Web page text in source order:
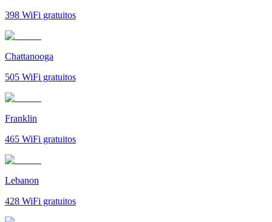
398 WiFi gratuitos
Chattanooga
505 WiFi gratuitos
Franklin
465 WiFi gratuitos
Lebanon
428 WiFi gratuitos